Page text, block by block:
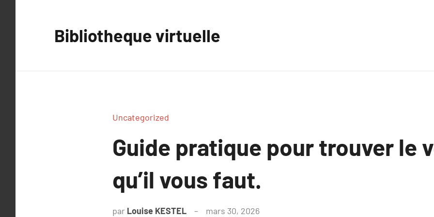
Bibliotheque virtuelle
Uncategorized
Guide pratique pour trouver le
qu’il vous faut.
par Louise KESTEL mars 30, 2026